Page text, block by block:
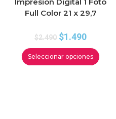
Full Color 21 x 29,7
$2.490 $1.490
Seleccionar opciones